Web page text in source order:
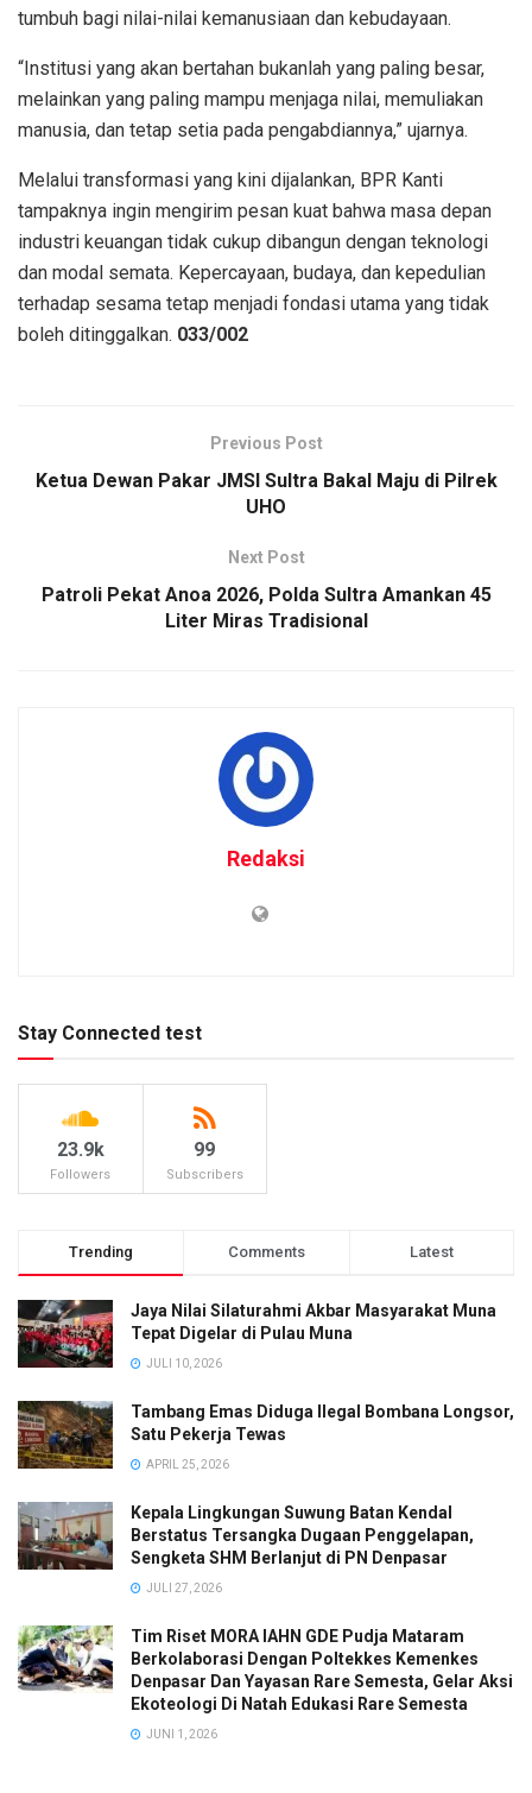
tumbuh bagi nilai-nilai kemanusiaan dan kebudayaan.
“Institusi yang akan bertahan bukanlah yang paling besar,
melainkan yang paling mampu menjaga nilai, memuliakan
manusia, dan tetap setia pada pengabdiannya,” ujarnya.
Melalui transformasi yang kini dijalankan, BPR Kanti
tampaknya ingin mengirim pesan kuat bahwa masa depan
industri keuangan tidak cukup dibangun dengan teknologi
dan modal semata. Kepercayaan, budaya, dan kepedulian
terhadap sesama tetap menjadi fondasi utama yang tidak
boleh ditinggalkan. 033/002
Previous Post
Ketua Dewan Pakar JMSI Sultra Bakal Maju di Pilrek
UHO
Next Post
Patroli Pekat Anoa 2026, Polda Sultra Amankan 45
Liter Miras Tradisional
Redaksi
Stay Connected test
23.9k
Followers
99
Subscribers
Trending Comments Latest
Jaya Nilai Silaturahmi Akbar Masyarakat Muna
Tepat Digelar di Pulau Muna
JULI 10, 2026
Tambang Emas Diduga Ilegal Bombana Longsor,
Satu Pekerja Tewas
APRIL 25, 2026
Kepala Lingkungan Suwung Batan Kendal
Berstatus Tersangka Dugaan Penggelapan,
Sengketa SHM Berlanjut di PN Denpasar
JULI 27, 2026
Tim Riset MORA IAHN GDE Pudja Mataram
Berkolaborasi Dengan Poltekkes Kemenkes
Denpasar Dan Yayasan Rare Semesta, Gelar Aksi
Ekoteologi Di Natah Edukasi Rare Semesta
JUNI 1, 2026